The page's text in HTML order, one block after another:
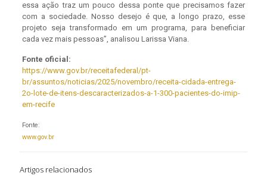
essa ação traz um pouco dessa ponte que precisamos fazer
com a sociedade. Nosso desejo é que, a longo prazo, esse
projeto seja transformado em um programa, para beneficiar
cada vez mais pessoas”, analisou Larissa Viana.
Fonte oficial:
https://www.gov.br/receitafederal/pt-
br/assuntos/noticias/2025/novembro/receita-cidada-entrega-
2o-lote-de-itens-descaracterizados-a-1-300-pacientes-do-imip-
em-recife
Fonte:
www.gov.br
Artigos relacionados